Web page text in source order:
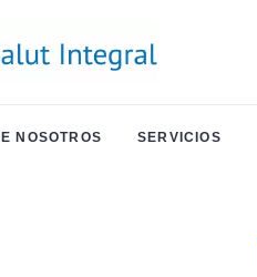
NOSOTROS SERVICIOS